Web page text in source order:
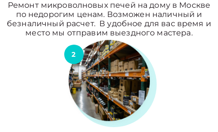
Ремонт микроволновых печей на дому в Москве
по недорогим ценам. Возможен наличный и
безналичный расчет. В удобное для вас время и
место мы отправим выездного мастера.
2